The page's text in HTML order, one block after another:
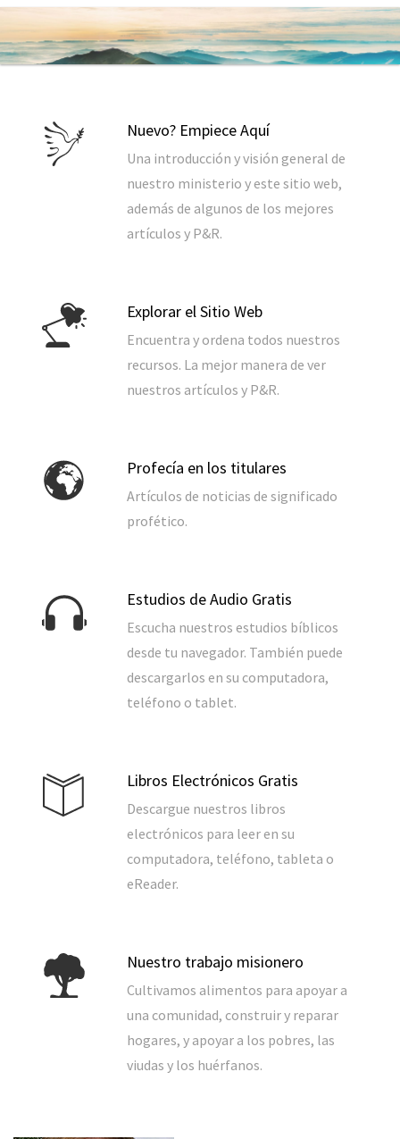
Nuevo? Empiece Aquí
Una introducción y visión general de
nuestro ministerio y este sitio web,
además de algunos de los mejores
artículos y P&R.
Explorar el Sitio Web
Encuentra y ordena todos nuestros
recursos. La mejor manera de ver
nuestros artículos y P&R.
Profecía en los titulares
Artículos de noticias de significado
profético.
Estudios de Audio Gratis
Escucha nuestros estudios bíblicos
desde tu navegador. También puede
descargarlos en su computadora,
teléfono o tablet.
Libros Electrónicos Gratis
Descargue nuestros libros
electrónicos para leer en su
computadora, teléfono, tableta o
eReader.
Nuestro trabajo misionero
Cultivamos alimentos para apoyar a
una comunidad, construir y reparar
hogares, y apoyar a los pobres, las
viudas y los huérfanos.